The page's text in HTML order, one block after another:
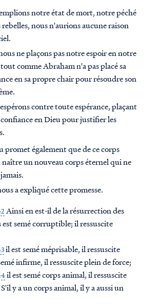
notre état de mort, notre péché
nous n'aurions aucune raison
ne plaçons pas notre espoir en notre
comme Abraham n'a pas placé sa
en sa propre chair pour résoudre son
contre toute espérance, plaçant
en Dieu pour justifier les
promet également que de ce corps
un nouveau corps éternel qui ne
a expliqué cette promesse.
Ainsi en est-il de la résurrection des
semé corruptible; il ressuscite
il est semé méprisable, il ressuscite
infirme, il ressuscite plein de force;
il est semé corps animal, il ressuscite
y a un corps animal, il y a aussi un